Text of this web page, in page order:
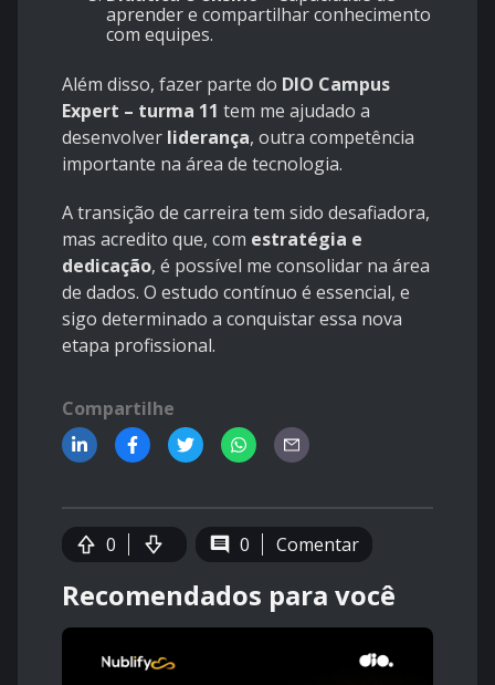
aprender e compartilhar conhecimento
com equipes.
Além disso, fazer parte do DIO Campus
Expert – turma 11 tem me ajudado a
desenvolver liderança, outra competência
importante na área de tecnologia.
A transição de carreira tem sido desafiadora,
mas acredito que, com estratégia e
dedicação, é possível me consolidar na área
de dados. O estudo contínuo é essencial, e
sigo determinado a conquistar essa nova
etapa profissional.
Compartilhe
0 0 Comentar
Recomendados para você